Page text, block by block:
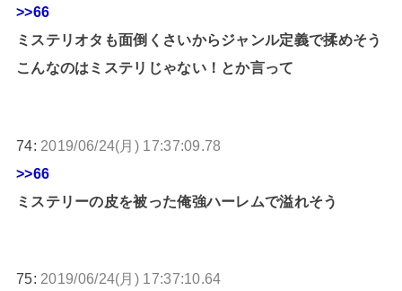
>>66
ミステリオタも面倒くさいからジャンル定義で揉めそう
こんなのはミステリじゃない！とか言って
74: 2019/06/24(月) 17:37:09.78
>>66
ミステリーの皮を被った俺強ハーレムで溢れそう
75: 2019/06/24(月) 17:37:10.64